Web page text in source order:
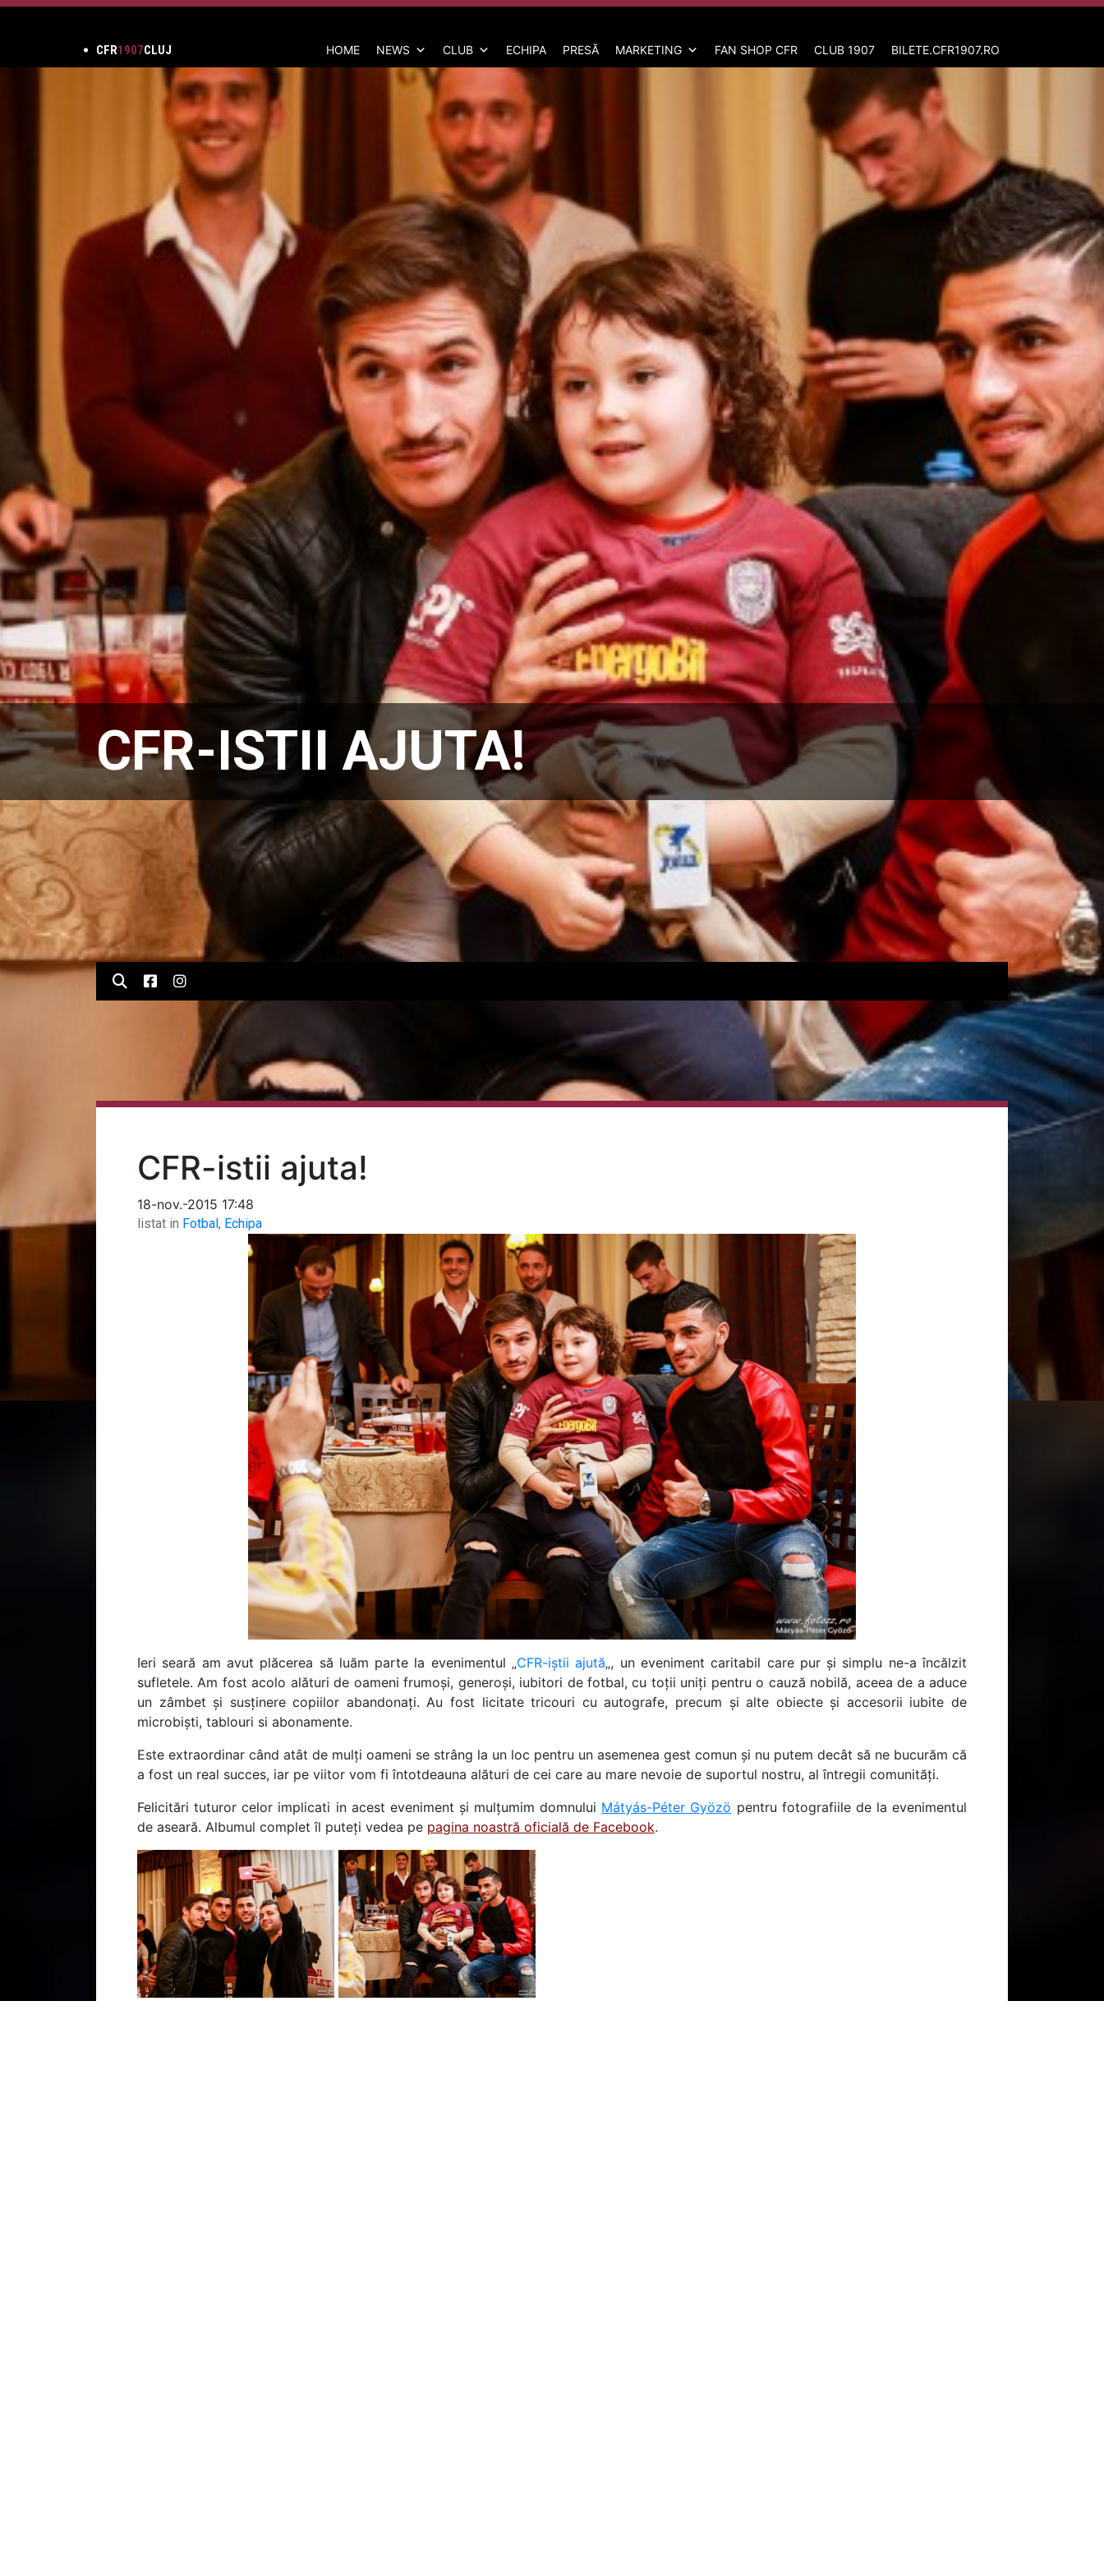
CFR1907CLUJ HOME NEWS CLUB ECHIPA PRESĂ MARKETING FAN SHOP CFR CLUB 1907 BILETE.CFR1907.RO
CFR-ISTII AJUTA!
CFR-istii ajuta!
18-nov.-2015 17:48
listat in Fotbal, Echipa
Ieri seară am avut plăcerea să luăm parte la evenimentul „CFR-iștii ajută„, un eveniment caritabil care pur și simplu ne-a încălzit
sufletele. Am fost acolo alături de oameni frumoși, generoși, iubitori de fotbal, cu toții uniți pentru o cauză nobilă, aceea de a aduce
un zâmbet și susținere copiilor abandonați. Au fost licitate tricouri cu autografe, precum și alte obiecte și accesorii iubite de
microbiști, tablouri si abonamente.
Este extraordinar când atât de mulți oameni se strâng la un loc pentru un asemenea gest comun și nu putem decât să ne bucurăm că
a fost un real succes, iar pe viitor vom fi întotdeauna alături de cei care au mare nevoie de suportul nostru, al întregii comunități.
Felicitări tuturor celor implicati in acest eveniment și mulțumim domnului Mátyás-Péter Gyözö pentru fotografiile de la evenimentul
de aseară. Albumul complet îl puteți vedea pe pagina noastră oficială de Facebook.